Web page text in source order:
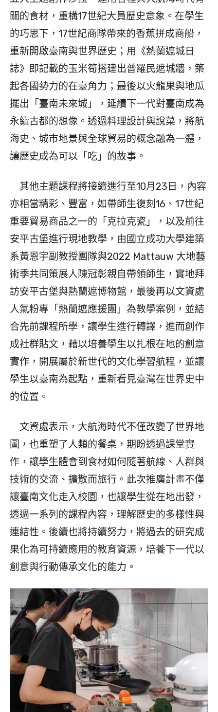
關的食材，重構17世紀大員歷史意象。在學生
的巧思下，17世紀商隊帶來的香蕉拼成商船，
重新開啟臺南與世界歷史；用《熱蘭遮城日
誌》即記載的玉米筍搭建出普羅民遮城牆，築
起各國勢力的在臺角力；最後以火龍果與地瓜
擺出「臺南未來城」，延續下一代對臺南成為
永續古都的想像。透過料理設計與說菜，將航
海史、城市地景與全球貿易的概念融為一體，
讓歷史成為可以「吃」的故事。
其他主題課程將接續進行至10月23日，內容
亦相當精彩、豐富，如帶師生復刻16、17世紀
重要貿易商品之一的「克拉克瓷」，以及前往
安平古堡進行現地教學，由國立成功大學建築
系黃恩宇副教授團隊與2022 Mattauw 大地藝
術季共同策展人陳冠彰親自帶領師生，實地拜
訪安平古堡與熱蘭遮博物館，最後再以文資處
人氣粉專「熱蘭遮應援團」為教學案例，並結
合先前課程所學，讓學生進行轉譯，進而創作
成社群貼文，藉以培養學生以扎根在地的創意
實作，開展屬於新世代的文化學習航程，並讓
學生以臺南為起點，重新看見臺灣在世界史中
的位置。
文資處表示，大航海時代不僅改變了世界地
圖，也重塑了人類的餐桌，期盼透過課堂實
作，讓學生體會到食材如何隨著航線、人群與
技術的交流、擴散而旅行。此次推廣計畫不僅
讓臺南文化走入校園，也讓學生從在地出發，
透過一系列的課程內容，理解歷史的多樣性與
連結性。後續也將持續努力，將過去的研究成
果化為可持續應用的教育資源，培養下一代以
創意與行動傳承文化的能力。